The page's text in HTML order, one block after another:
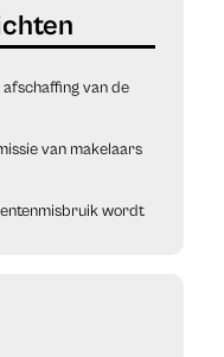
van de
van makelaars
wordt